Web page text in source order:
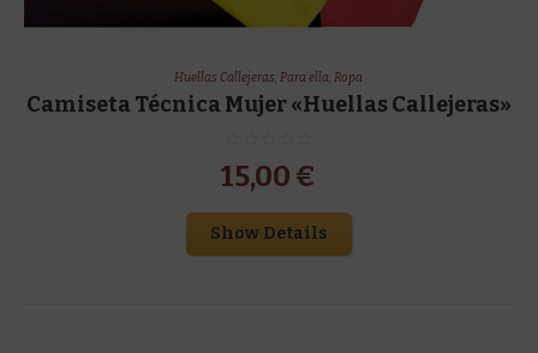
Huellas Callejeras,Para ella,Ropa
Camiseta Técnica Mujer «Huellas Callejeras»
15,00 €
Show Details